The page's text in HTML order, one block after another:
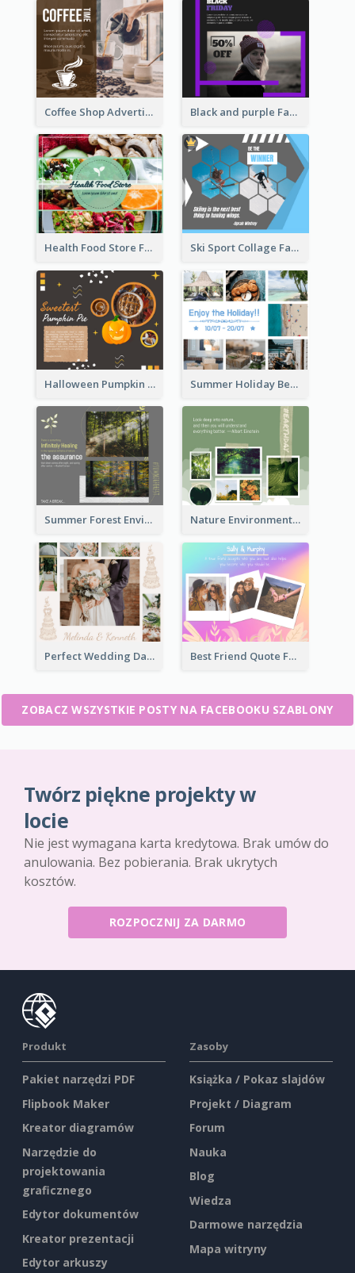
Coffee Shop Advertising Facebook Post With Details Black and purple Facebook Post
Health Food Store Facebook Post Ski Sport Collage Facebook Post
Halloween Pumpkin Pie Collage Facebook Post Summer Holiday Beach Vacation Facebook Post
Summer Forest Environment Facebook Post Nature Environment Facebook Post
Perfect Wedding Day Facebook Post Best Friend Quote Facebook Post
ZOBACZ WSZYSTKIE POSTY NA FACEBOOKU SZABLONY
Twórz piękne projekty w
locie
Nie jest wymagana karta kredytowa. Brak umów do
anulowania. Bez pobierania. Brak ukrytych
kosztów.
ROZPOCZNIJ ZA DARMO
Produkt
Pakiet narzędzi PDF
Flipbook Maker
Kreator diagramów
Narzędzie do
projektowania
graficznego
Edytor dokumentów
Kreator prezentacji
Edytor arkuszy
Zasoby
Książka / Pokaz slajdów
Projekt / Diagram
Forum
Nauka
Blog
Wiedza
Darmowe narzędzia
Mapa witryny